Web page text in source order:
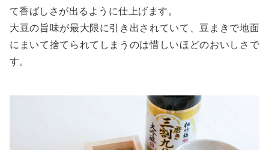
て香ばしさが出るように仕上げます。
大豆の旨味が最大限に引き出されていて、豆まきで地面
にまいて捨てられてしまうのは惜しいほどのおいしさで
す。